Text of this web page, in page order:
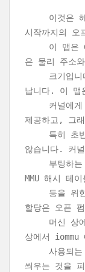
이것은 헤더
시작까지의 오
이 맵은 64
은 물리 주소와
크기입니다
납니다. 이 맵
커널에게 “
제공하고, 그래
특히 초반
않습니다. 커
부팅하는
MMU 해시 테
등을 위한
할당은 오픈 펌
머신 상에서
상에서 iommu
사용되는
씌우는 것을